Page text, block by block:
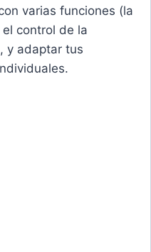
varias funciones (la
control de la
y adaptar tus